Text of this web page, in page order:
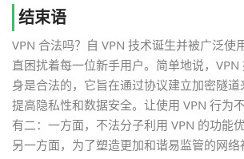
结束语
VPN 合法吗？自 VPN 技术诞生并被广泛使
直困扰着每一位新手用户。简单地说，
身是合法的，它旨在通过协议建立加密隧
提高隐私性和数据安全。让使用 VPN 行为
有二：一方面，不法分子利用 VPN 的功能
另一方面，为了塑造更加和谐易监管的网